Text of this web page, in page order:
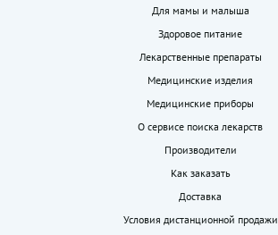
Для мамы и малыша
Здоровое питание
Лекарственные препараты
Медицинские изделия
Медицинские приборы
О сервисе поиска лекарств
Производители
Как заказать
Доставка
Условия дистанционной продажи